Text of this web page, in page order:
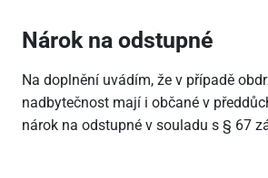
Nárok na odstupné
Na doplnění uvádím, že v případě
nadbytečnost mají i občané v
nárok na odstupné v souladu s § 67